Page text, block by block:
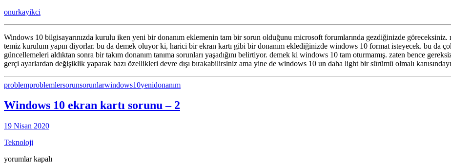
yeni
için
onurkayikci
Windows 10 bilgisayarınızda kurulu iken yeni bir donanım eklemenin tam bir sorun olduğunu microsoft forumlarında gezdiğinizde
temiz kurulum yapın diyorlar. bu da demek oluyor ki, harici bir ekran kartı gibi bir donanım eklediğinizde windows 10 format isteyecek. bu da
güncellemeleri aldıktan sonra bir takım donanım tanıma sorunları yaşadığını belirtiyor. demek ki windows 10 tam oturmamış. zaten bence
gerçi ayarlardan değişiklik yaparak bazı özellikleri devre dışı bırakabilirsiniz ama yine de windows 10 un daha light bir sürümü olmalı
problemproblemlersorunsorunlarwindows10yenidonanım
Windows 10 ekran kartı sorunu – 2
19 Nisan 2020
Teknoloji
Windows
yorumlar kapalı